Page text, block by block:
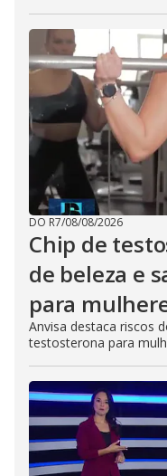
DO R7/08/08/2026
Chip de
de beleza e
para
Anvisa destaca riscos
testosterona para